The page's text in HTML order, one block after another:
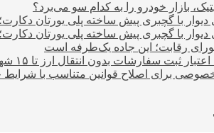
بازار خودرو را به کدام سو می‌برد؟
دیوار با گچبری پیش ساخته پلی یورتان
دیوار با گچبری پیش ساخته پلی یورتان
ثبت سفارشات بدون انتقال ارز تا ۱۵ شهریور
برای اصلاح قوانین متناسب با شرایط